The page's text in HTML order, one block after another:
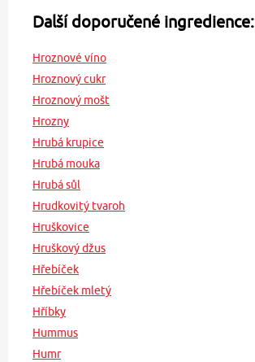
Další doporučené ingredience:
Hroznové víno
Hroznový cukr
Hroznový mošt
Hrozny
Hrubá krupice
Hrubá mouka
Hrubá sůl
Hrudkovitý tvaroh
Hruškovice
Hruškový džus
Hřebíček
Hřebíček mletý
Hříbky
Hummus
Humr